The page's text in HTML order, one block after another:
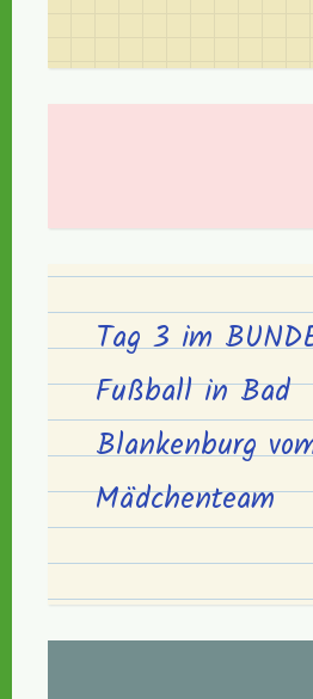
Tag 3 im
Fußball in Bad
Blankenburg
Mädchenteam